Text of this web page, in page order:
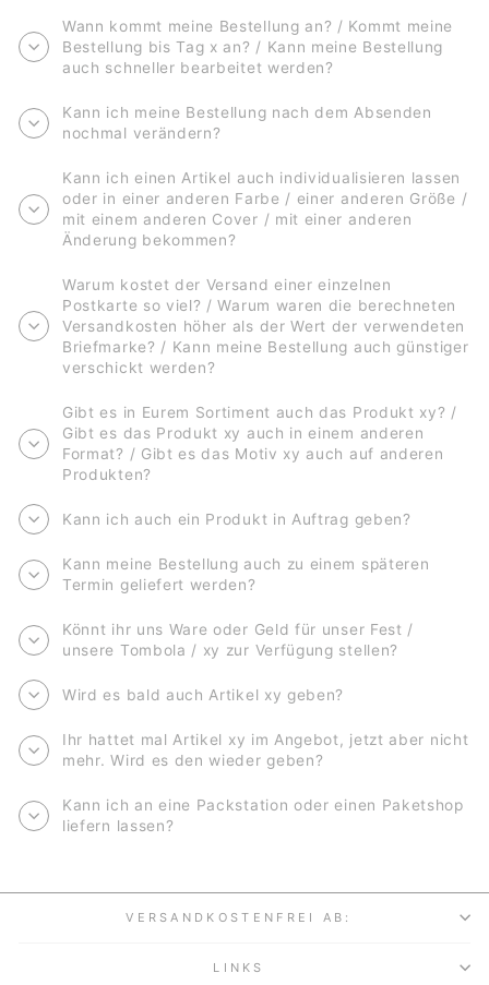
Wann kommt meine Bestellung an? / Kommt meine
Bestellung bis Tag x an? / Kann meine Bestellung
auch schneller bearbeitet werden?
Kann ich meine Bestellung nach dem Absenden
nochmal verändern?
Kann ich einen Artikel auch individualisieren lassen
oder in einer anderen Farbe / einer anderen Größe /
mit einem anderen Cover / mit einer anderen
Änderung bekommen?
Warum kostet der Versand einer einzelnen
Postkarte so viel? / Warum waren die berechneten
Versandkosten höher als der Wert der verwendeten
Briefmarke? / Kann meine Bestellung auch günstiger
verschickt werden?
Gibt es in Eurem Sortiment auch das Produkt xy? /
Gibt es das Produkt xy auch in einem anderen
Format? / Gibt es das Motiv xy auch auf anderen
Produkten?
Kann ich auch ein Produkt in Auftrag geben?
Kann meine Bestellung auch zu einem späteren
Termin geliefert werden?
Könnt ihr uns Ware oder Geld für unser Fest /
unsere Tombola / xy zur Verfügung stellen?
Wird es bald auch Artikel xy geben?
Ihr hattet mal Artikel xy im Angebot, jetzt aber nicht
mehr. Wird es den wieder geben?
Kann ich an eine Packstation oder einen Paketshop
liefern lassen?
VERSANDKOSTENFREI AB:
LINKS